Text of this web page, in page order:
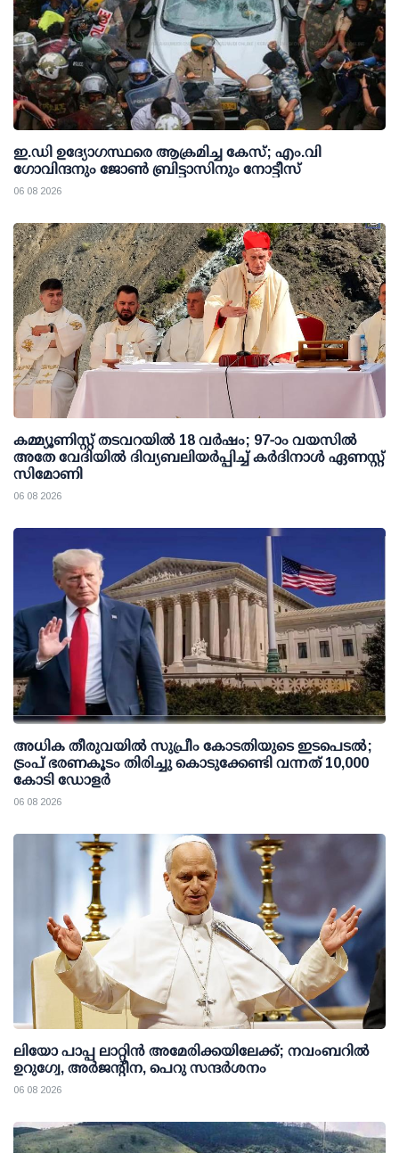
ഇ.ഡി ഉദ്യോഗസ്ഥരെ ആക്രമിച്ച കേസ്; എം.വി
ഗോവിന്ദനും ജോണ്‍ ബ്രിട്ടാസിനും നോട്ടീസ്
06 08 2026
കമ്മ്യൂണിസ്റ്റ് തടവറയില്‍ 18 വര്‍ഷം; 97-ാം വയസില്‍
അതേ വേദിയില്‍ ദിവ്യബലിയര്‍പ്പിച്ച് കര്‍ദിനാള്‍ ഏണസ്റ്റ്
സിമോണി
06 08 2026
അധിക തീരുവയില്‍ സുപ്രീം കോടതിയുടെ ഇടപെടല്‍;
ട്രംപ് ഭരണകൂടം തിരിച്ചു കൊടുക്കേണ്ടി വന്നത് 10,000
കോടി ഡോളര്‍
06 08 2026
ലിയോ പാപ്പ ലാറ്റിൻ അമേരിക്കയിലേക്ക്; നവംബറിൽ
ഉറുഗ്വേ, അർജന്റീന, പെറു സന്ദർശനം
06 08 2026